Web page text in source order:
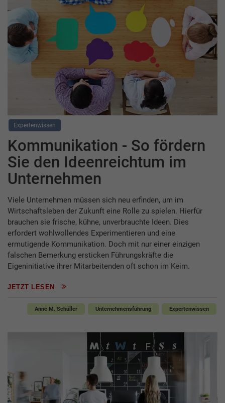
Expertenwissen
Kommunikation - So fördern
Sie den Ideenreichtum im
Unternehmen
Viele Unternehmen müssen sich neu erfinden, um im
Wirtschaftsleben der Zukunft eine Rolle zu spielen. Hierfür
brauchen sie frische, kühne, unverbrauchte Ideen. Dies
erfordert wohlwollendes Experimentieren und eine
ermutigende Kommunikation. Doch mit nur einer einzigen
falschen Bemerkung ersticken Führungskräfte die
Eigeninitiative ihrer Mitarbeitenden oft schon im Keim.
JETZT LESEN
Anne M. Schüller Unternehmensführung Expertenwissen